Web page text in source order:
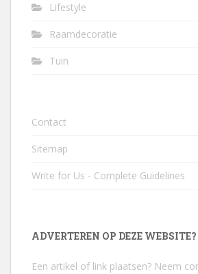
Lifestyle
Raamdecoratie
Tuin
Contact
Sitemap
Write for Us - Complete Guidelines
ADVERTEREN OP DEZE WEBSITE?
Een artikel of link plaatsen? Neem